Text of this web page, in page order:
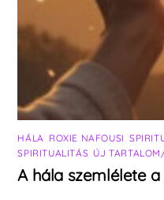
HÁLA ROXIE NAFOUSI
SPIRITUALITÁS ÚJ
A hála szemlélete